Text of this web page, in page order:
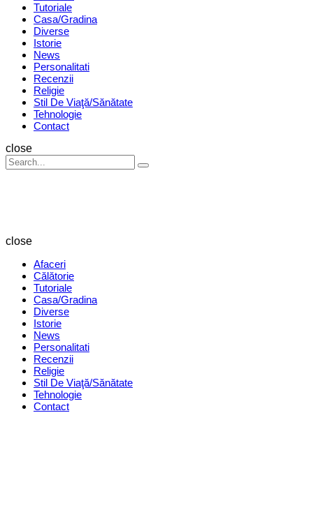
Tutoriale
Casa/Gradina
Diverse
Istorie
News
Personalitati
Recenzii
Religie
Stil De Viaţă/Sănătate
Tehnologie
Contact
Search
close
Search
for:
Search
close
Afaceri
Călătorie
Tutoriale
Casa/Gradina
Diverse
Istorie
News
Personalitati
Recenzii
Religie
Stil De Viaţă/Sănătate
Tehnologie
Contact